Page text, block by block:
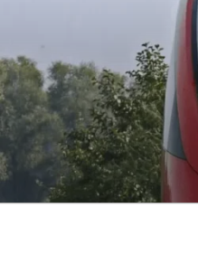
contenu
principal